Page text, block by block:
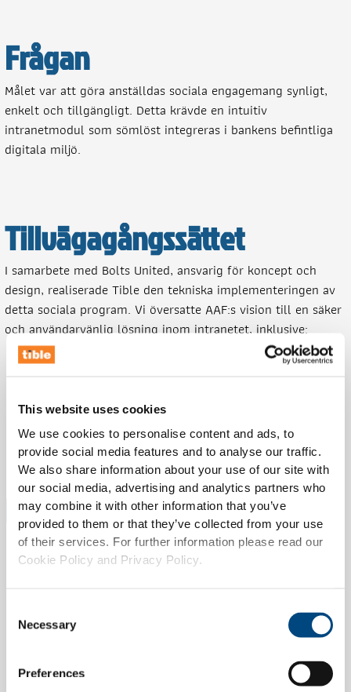
This website uses cookies
We use cookies to personalise content and ads, to
provide social media features and to analyse our traffic.
We also share information about your use of our site with
our social media, advertising and analytics partners who
may combine it with other information that you’ve
provided to them or that they’ve collected from your use
of their services. For further information please read our
Cookie Policy and Privacy Policy.
Selection
Necessary
Preferences
Frågan
Målet var att göra anställdas sociala engagemang synligt,
enkelt och tillgängligt. Detta krävde en intuitiv
intranetmodul som sömlöst integreras i bankens befintliga
digitala miljö.
Tillvägagångssättet
I samarbete med Bolts United, ansvarig för koncept och
design, realiserade Tible den tekniska implementeringen av
detta sociala program. Vi översatte AAF:s vision till en säker
och användarvänlig lösning inom intranetet, inklusive:
Smarta integrationer med befintliga system.
registrering.
Resultatet
En skalbar, framtidsäker och säker lösning.
Ökad synlighet och deltagande i sociala